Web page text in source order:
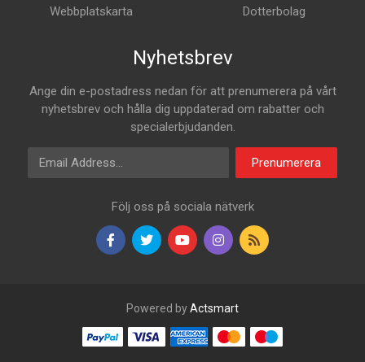
Webbplatskarta
Dotterbolag
Nyhetsbrev
Ange din e-postadress nedan för att prenumerera på vårt
nyhetsbrev och hålla dig uppdaterad om rabatter och
specialerbjudanden.
E-postadress
Prenumerera
Följ oss på sociala nätverk
Powered byActsmart